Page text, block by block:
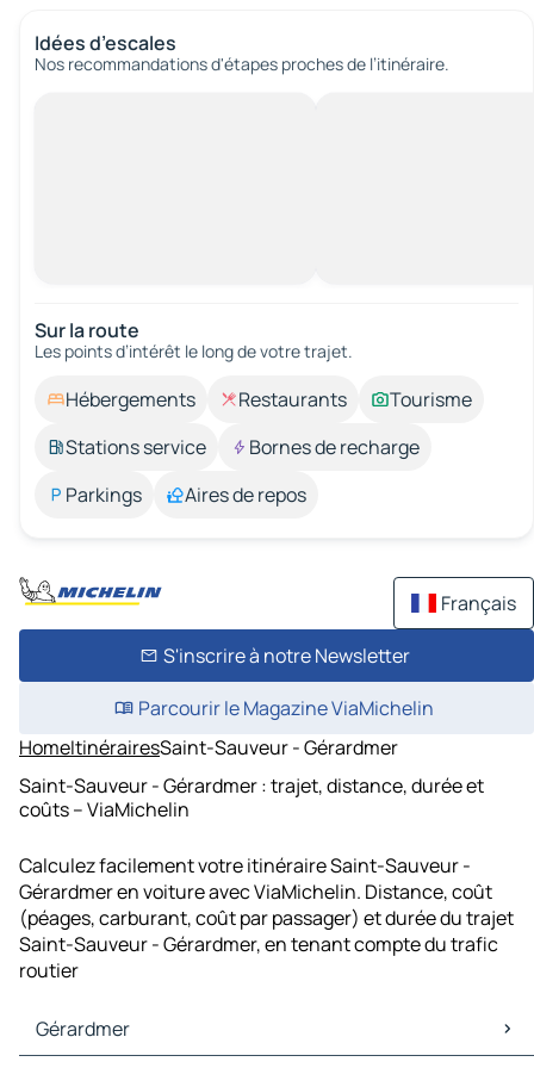
Idées d’escales
Nos recommandations d'étapes proches de l’itinéraire.
Sur la route
Les points d’intérêt le long de votre trajet.
Hébergements Restaurants
Tourisme
Stations service
Bornes de recharge
Parkings
Aires de repos
Français
S'inscrire à notre Newsletter
Parcourir le Magazine ViaMichelin
HomeItinérairesSaint-Sauveur - Gérardmer
Saint-Sauveur - Gérardmer : trajet, distance, durée et
coûts – ViaMichelin
Calculez facilement votre itinéraire Saint-Sauveur -
Gérardmer en voiture avec ViaMichelin. Distance, coût
(péages, carburant, coût par passager) et durée du trajet
Saint-Sauveur - Gérardmer, en tenant compte du trafic
routier
Gérardmer